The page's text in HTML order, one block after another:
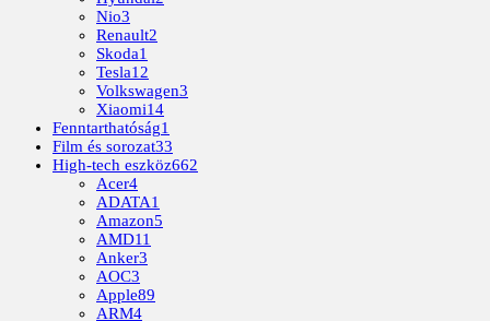
Nio3
Renault2
Skoda1
Tesla12
Volkswagen3
Xiaomi14
Fenntarthatóság1
Film és sorozat33
High-tech eszköz662
Acer4
ADATA1
Amazon5
AMD11
Anker3
AOC3
Apple89
ARM4